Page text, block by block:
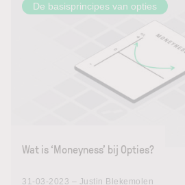
De basisprincipes van opties
Wat is ‘Moneyness’ bij Opties?
31-03-2023 – Justin Blekemolen